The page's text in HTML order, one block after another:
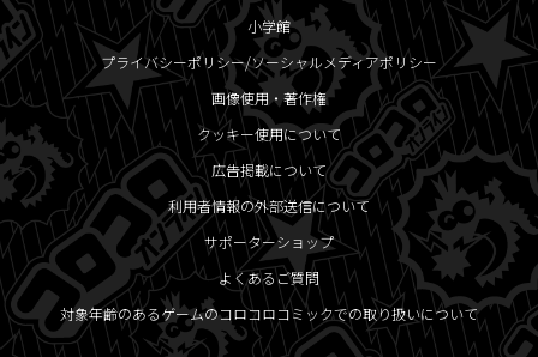
小学館
プライバシーポリシー/ソーシャルメディアポリシー
画像使用・著作権
クッキー使用について
広告掲載について
利用者情報の外部送信について
サポーターショップ
よくあるご質問
対象年齢のあるゲームのコロコロコミックでの取り扱いについて